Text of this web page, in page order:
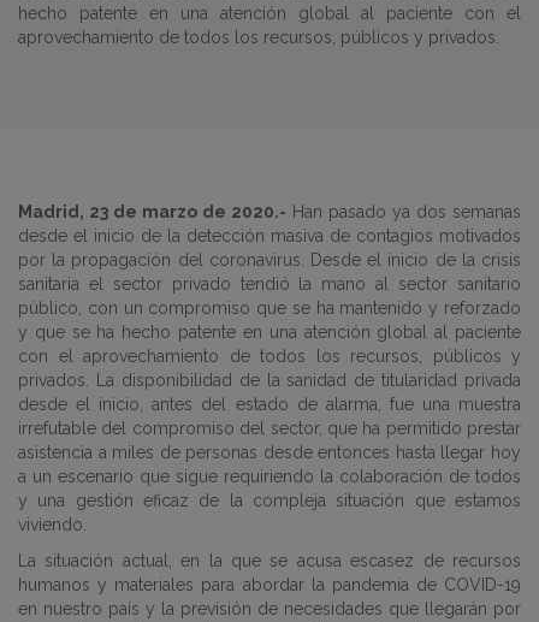
hecho patente en una atención global al paciente con el
aprovechamiento de todos los recursos, públicos y privados.
Madrid, 23 de marzo de 2020.- Han pasado ya dos semanas
desde el inicio de la detección masiva de contagios motivados
por la propagación del coronavirus. Desde el inicio de la crisis
sanitaria el sector privado tendió la mano al sector sanitario
público, con un compromiso que se ha mantenido y reforzado
y que se ha hecho patente en una atención global al paciente
con el aprovechamiento de todos los recursos, públicos y
privados. La disponibilidad de la sanidad de titularidad privada
desde el inicio, antes del estado de alarma, fue una muestra
irrefutable del compromiso del sector, que ha permitido prestar
asistencia a miles de personas desde entonces hasta llegar hoy
a un escenario que sigue requiriendo la colaboración de todos
y una gestión eficaz de la compleja situación que estamos
viviendo.
La situación actual, en la que se acusa escasez de recursos
humanos y materiales para abordar la pandemia de COVID-19
en nuestro país y la previsión de necesidades que llegarán por